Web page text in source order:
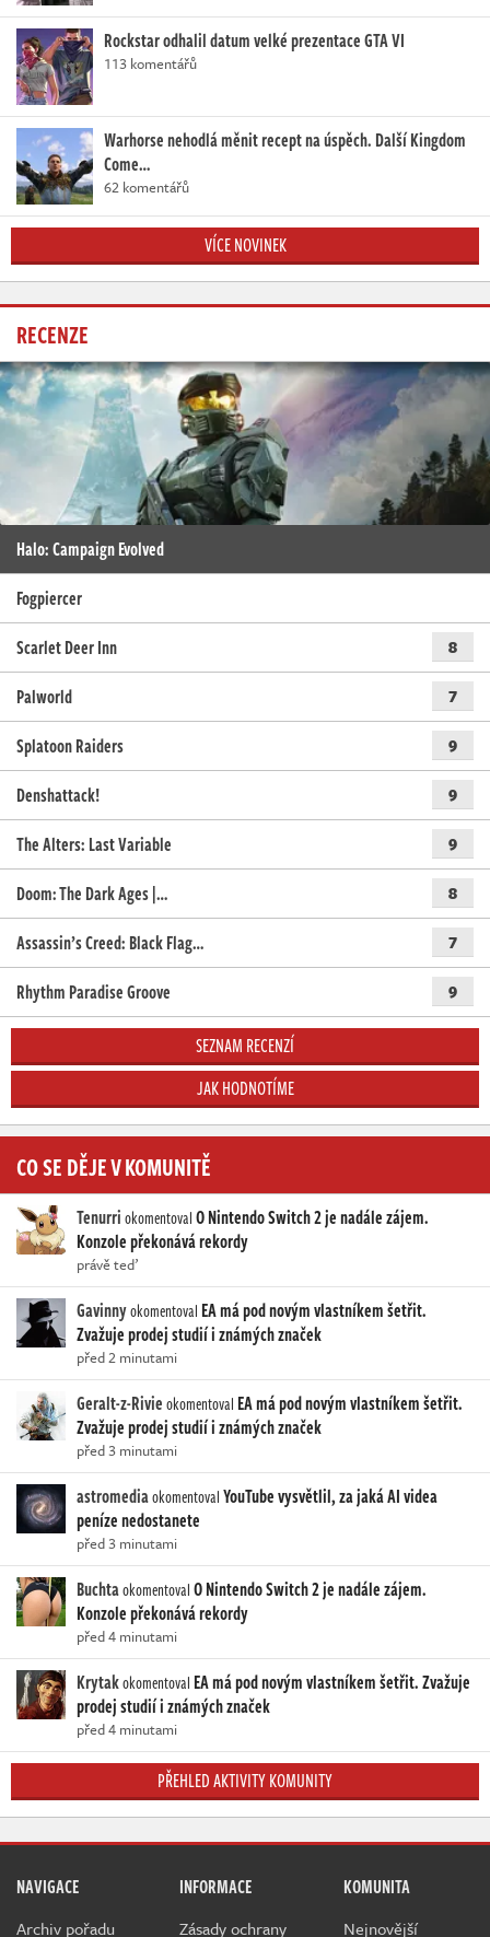
Rockstar odhalil datum velké prezentace GTA VI
113 komentářů
Warhorse nehodlá měnit recept na úspěch. Další Kingdom
Come…
62 komentářů
VÍCE NOVINEK
RECENZE
Halo: Campaign Evolved
Fogpiercer
Scarlet Deer Inn
8
Palworld 7
Splatoon Raiders 9
Denshattack! 9
The Alters: Last Variable 9
Doom: The Dark Ages |… 8
Assassin’s Creed: Black Flag… 7
Rhythm Paradise Groove 9
SEZNAM RECENZÍ
JAK HODNOTÍME
CO SE DĚJE V KOMUNITĚ
TenurriokomentovalO Nintendo Switch 2 je nadále zájem.
Konzole překonává rekordy
právě teď
Gavinnyokomentoval EA má pod novým vlastníkem šetřit.
Zvažuje prodej studií i známých značek
před 2 minutami
Geralt-z-Rivieokomentoval EA má pod novým vlastníkem šetřit.
Zvažuje prodej studií i známých značek
před 3 minutami
astromediaokomentovalYouTube vysvětlil, za jaká AI videa
peníze nedostanete
před 3 minutami
BuchtaokomentovalO Nintendo Switch 2 je nadále zájem.
Konzole překonává rekordy
před 4 minutami
Krytakokomentoval EA má pod novým vlastníkem šetřit. Zvažuje
prodej studií i známých značek
před 4 minutami
PŘEHLED AKTIVITY KOMUNITY
NAVIGACE
Archiv pořadu
INFORMACE
Zásady ochrany
KOMUNITA
Nejnovější